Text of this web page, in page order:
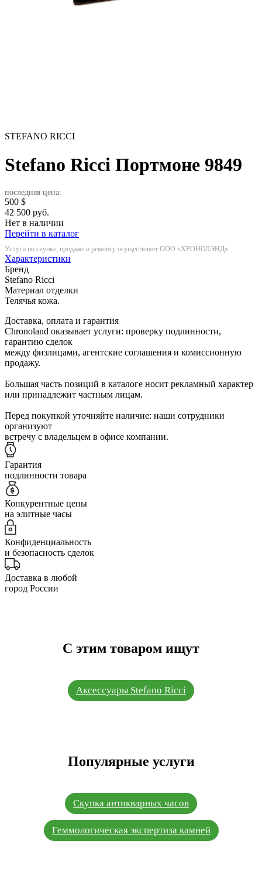
STEFANO RICCI
Stefano Ricci Портмоне 9849
последняя цена:
500 $
42 500 руб.
Нет в наличии
Перейти в каталог
Услуги по скупке, продаже и ремонту осуществляет ООО «ХРОНОЛЭНД»
Характеристики
Бренд
Stefano Ricci
Материал отделки
Телячья кожа.
Доставка, оплата и гарантия
Chronoland оказывает услуги: проверку подлинности,
гарантию сделок
между физлицами, агентские соглашения и комиссионную
продажу.
Большая часть позиций в каталоге носит рекламный характер
или принадлежит частным лицам.
Перед покупкой уточняйте наличие: наши сотрудники
организуют
встречу с владельцем в офисе компании.
Гарантия
подлинности товара
Конкурентные цены
на элитные часы
Конфиденциальность
и безопасность сделок
Доставка в любой
город России
С этим товаром ищут
Аксессуары Stefano Ricci
Популярные услуги
Скупка антикварных часов
Геммологическая экспертиза камней